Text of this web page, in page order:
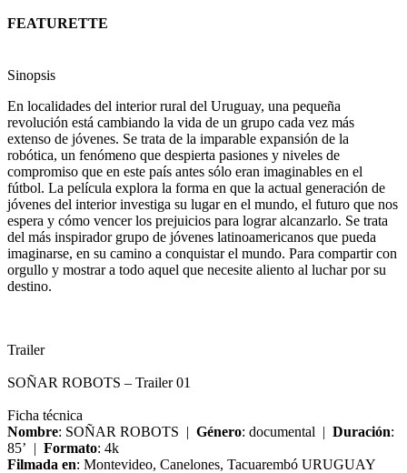
FEATURETTE
Sinopsis
En localidades del interior rural del Uruguay, una pequeña
revolución está cambiando la vida de un grupo cada vez más
extenso de jóvenes. Se trata de la imparable expansión de la
robótica, un fenómeno que despierta pasiones y niveles de
compromiso que en este país antes sólo eran imaginables en el
fútbol. La película explora la forma en que la actual generación de
jóvenes del interior investiga su lugar en el mundo, el futuro que nos
espera y cómo vencer los prejuicios para lograr alcanzarlo. Se trata
del más inspirador grupo de jóvenes latinoamericanos que pueda
imaginarse, en su camino a conquistar el mundo. Para compartir con
orgullo y mostrar a todo aquel que necesite aliento al luchar por su
destino.
Trailer
SOÑAR ROBOTS – Trailer 01
Ficha técnica
Nombre: SOÑAR ROBOTS | Género: documental | Duración:
85’ | Formato: 4k
Filmada en: Montevideo, Canelones, Tacuarembó URUGUAY